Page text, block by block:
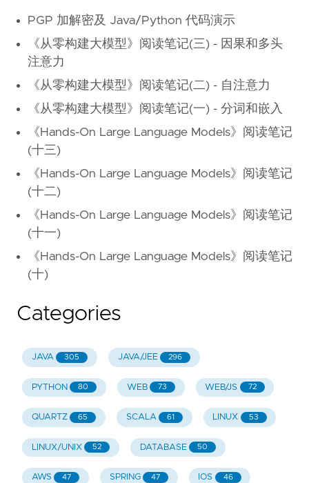
PGP 加解密及 Java/Python 代码演示
《从零构建大模型》阅读笔记(三) - 因果和多头
注意力
《从零构建大模型》阅读笔记(二) - 自注意力
《从零构建大模型》阅读笔记(一) - 分词和嵌入
《Hands-On Large Language Models》阅读笔记
(十三)
《Hands-On Large Language Models》阅读笔记
(十二)
《Hands-On Large Language Models》阅读笔记
(十一)
《Hands-On Large Language Models》阅读笔记
(十)
Categories
JAVA 305 JAVA/JEE 296
PYTHON 80 WEB 73 WEB/JS 72
QUARTZ 65 SCALA 61 LINUX 53
LINUX/UNIX 52 DATABASE 50
AWS 47 SPRING 47 IOS 46